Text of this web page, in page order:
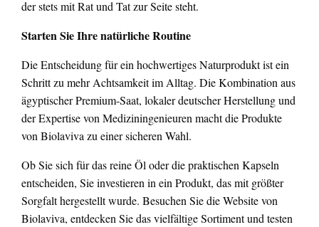
der stets mit Rat und Tat zur Seite steht.
Starten Sie Ihre natürliche Routine
Die Entscheidung für ein hochwertiges Naturprodukt ist ein
Schritt zu mehr Achtsamkeit im Alltag. Die Kombination aus
ägyptischer Premium-Saat, lokaler deutscher Herstellung und
der Expertise von Mediziningenieuren macht die Produkte
von Biolaviva zu einer sicheren Wahl.
Ob Sie sich für das reine Öl oder die praktischen Kapseln
entscheiden, Sie investieren in ein Produkt, das mit größter
Sorgfalt hergestellt wurde. Besuchen Sie die Website von
Biolaviva, entdecken Sie das vielfältige Sortiment und testen